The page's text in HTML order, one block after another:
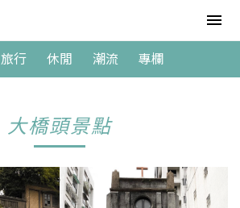
旅行 休閒 潮流 專欄
大橋頭景點